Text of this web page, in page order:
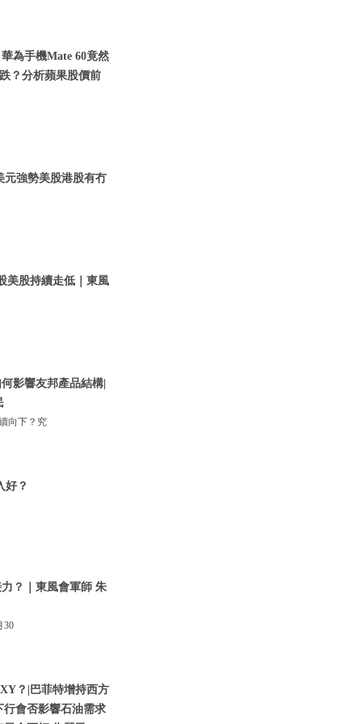
為手機Mate 60竟然
？分析蘋果股價前
元強勢美股港股有冇
美股持續走低｜東風
影響友邦產品結構|
向下？究
好？
？｜東風會軍師 朱
30
？|巴菲特增持西方
行會否影響石油需求